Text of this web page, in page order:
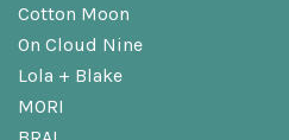
Cotton Moon
On Cloud Nine
Lola + Blake
MORI